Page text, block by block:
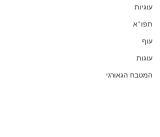
עוגיות
תפו"א
עוף
עוגות
המטבח הגאורגי